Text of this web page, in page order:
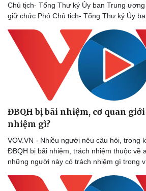
Chủ tịch- Tổng Thư ký Ủy ban Trung
giữ chức Phó Chủ tịch- Tổng Thư ký Ủy
ĐBQH bị bãi nhiệm, cơ quan
nhiệm gì?
VOV.VN - Nhiều người nêu câu hỏi, trong
ĐBQH bị bãi nhiệm, trách nhiệm thuộc về
những người này có trách nhiệm gì trong